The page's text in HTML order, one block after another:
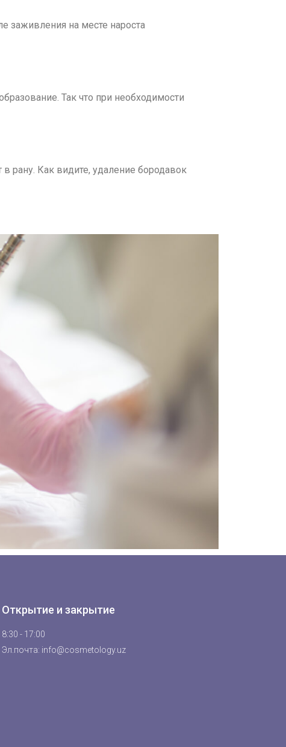
заживления на месте нароста
Так что при необходимости
рану. Как видите, удаление бородавок
Открытие и закрытие
8:30 - 17:00
Эл.почта: info@cosmetology.uz